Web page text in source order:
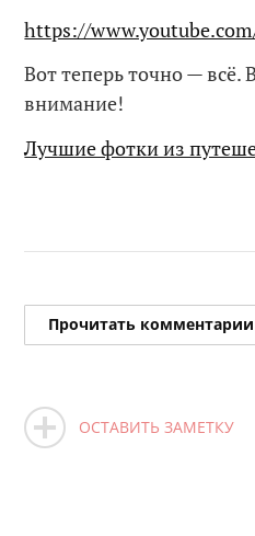
https://
Вот теперь точно — всё.
внимание!
Лучшие фотки из
Прочитать комментарии
ОСТАВИТЬ ЗАМЕТКУ